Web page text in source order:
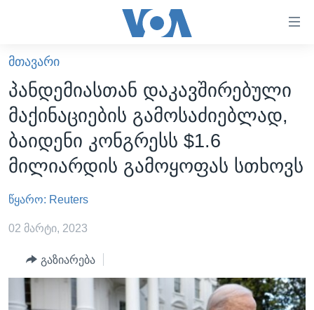
ხელმისაწვდომობისთვის
გადადით
მთავარზე
გადადით
მთავარ
ნავიგაციაზე
გადადით
ძიებაზე
ᲐᲮᲐᲚᲘ ᲐᲛᲑᲔᲑᲘ
ᲡᲐᲥᲐᲠᲗᲕᲔᲚᲝ
ᲐᲨᲨ
ᲐᲨᲨ-ᲘᲡ ᲐᲠᲩᲔᲕᲜᲔᲑᲘ 2024
ᲛᲡᲝᲤᲚᲘᲝ
ᲕᲘᲓᲔᲝᲔᲑᲘ
ᲒᲐᲓᲐᲪᲔᲛᲔᲑᲘ
ᲕᲐᲨᲘᲜᲒᲢᲝᲜᲘ ᲓᲦᲔᲡ
ᲮᲔᲓᲕᲐ ᲕᲐᲨᲘᲜᲒᲢᲝᲜᲘᲓᲐᲜ
ᲡᲮᲕᲐ ᲡᲘᲐᲮᲚᲔᲔᲑᲘ
ᲞᲝᲚᲘᲢᲘᲙᲐ
ᲠᲣᲡᲔᲗᲘᲡ ᲨᲔᲭᲠᲐ ᲣᲙᲠᲐᲘᲜᲐᲨᲘ
ᲛᲗᲐᲕᲐᲠᲘ
პანდემიასთან დაკავშირებული
მაქინაციების გამოსაძიებლად,
ბაიდენი კონგრესს $1.6
მილიარდის გამოყოფას სთხოვს
წყარო: Reuters
02 მარტი, 2023
გაზიარება